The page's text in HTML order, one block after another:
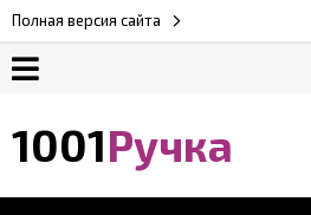
Полная версия сайта
1001Ручка